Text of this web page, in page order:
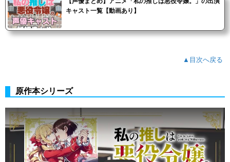
キャスト一覧【動画あり】
▲目次へ戻る
原作本シリーズ